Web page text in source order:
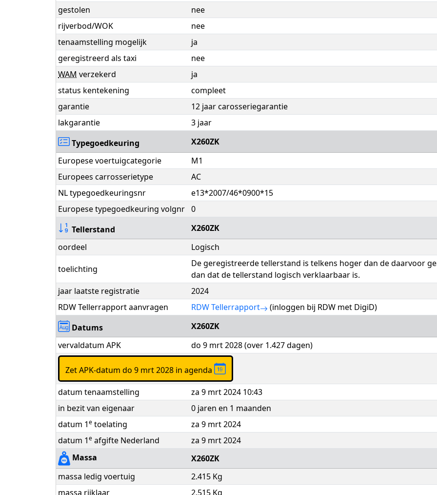
gestolen
nee
rijverbod/WOK
nee
tenaamstelling mogelijk
ja
geregistreerd als taxi
nee
WAM verzekerd
ja
status kentekening
compleet
garantie
12 jaar carosseriegarantie
lakgarantie
3 jaar
Typegoedkeuring
X260ZK
Europese voertuigcategorie
M1
Europees carrosserietype
AC
NL typegoedkeuringsnr
e13*2007/46*0900*15
Europese typegoedkeuring volgnr 0
Tellerstand
X260ZK
oordeel
Logisch
toelichting
De geregistreerde tellerstand is telkens hoger dan de daarvoor
dan dat de tellerstand logisch verklaarbaar is.
jaar laatste registratie
2024
RDW Tellerrapport aanvragen
RDW Tellerrapport
(inloggen bij RDW met DigiD)
Datums
X260ZK
vervaldatum APK
do 9 mrt 2028 (over 1.427 dagen)
Zet APK-datum do 9 mrt 2028 in agenda
datum tenaamstelling
za 9 mrt 2024 10:43
in bezit van eigenaar
0 jaren en 1 maanden
datum 1e toelating
za 9 mrt 2024
datum 1e afgifte Nederland
za 9 mrt 2024
Massa
X260ZK
massa ledig voertuig
2.415 Kg
massa rijklaar
2.515 Kg